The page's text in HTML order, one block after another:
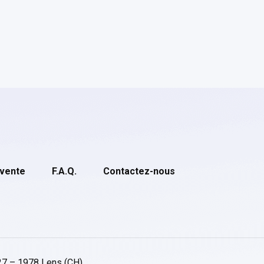
F.A.Q. Contactez-nous